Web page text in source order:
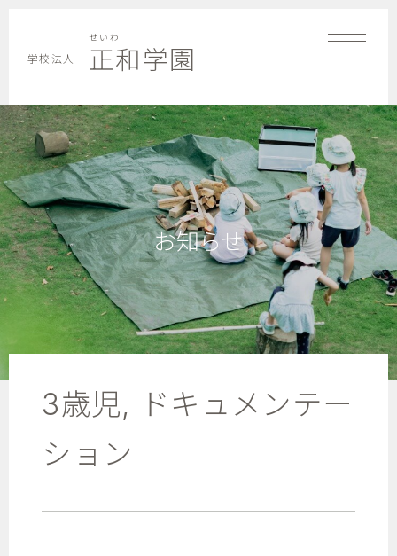
学校法人
せいわ
正和学園
お知らせ
3歳児, ドキュメンテー
ション